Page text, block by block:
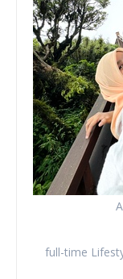
full-time